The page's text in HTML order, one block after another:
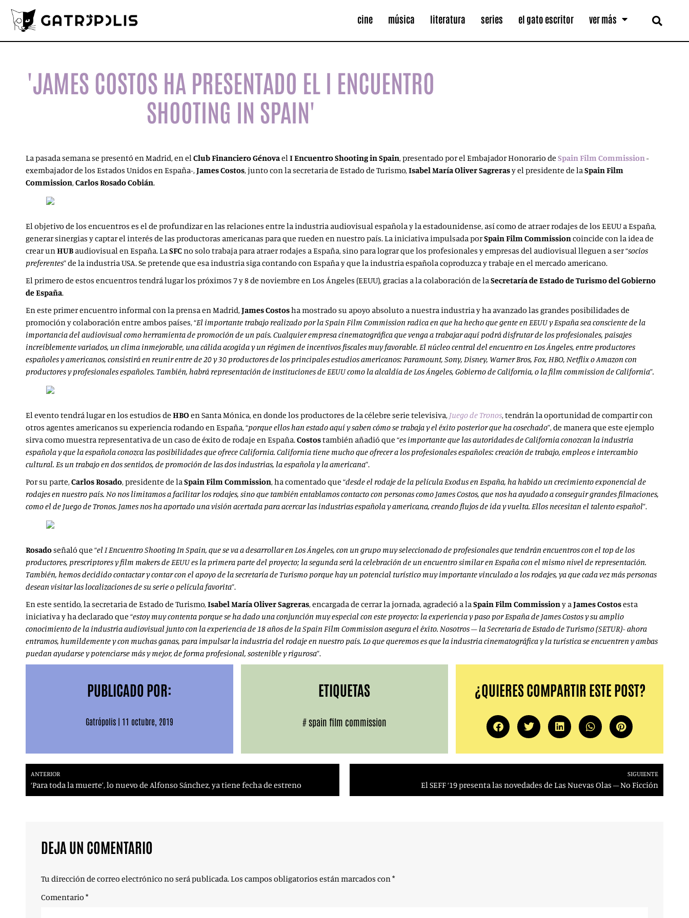
cine música literatura series el gato escritor ver más
'JAMES COSTOS HA PRESENTADO EL I ENCUENTRO
SHOOTING IN SPAIN'
La pasada semana se presentó en Madrid, en elClub Financiero GénovaelI Encuentro Shooting in Spain, presentado por el Embajador Honorario de Spain Film Commission-
exembajador de los Estados Unidos en España-,James Costos, junto con la secretaria de Estado de Turismo,Isabel María Oliver Sagrerasy el presidente de laSpain Film
Commission,Carlos Rosado Cobián.
El objetivo de los encuentros es el de profundizar en las relaciones entre la industria audiovisual española y la estadounidense, así como de atraer rodajes de los EEUU a España,
generar sinergias y captar el interés de las productoras americanas para que rueden en nuestro país. La iniciativa impulsada porSpain Film Commissioncoincide con la idea de
crear unHUB audiovisual en España. LaSFCno solo trabaja para atraer rodajes a España, sino para lograr que los profesionales y empresas del audiovisual lleguen a ser “socios
preferentes” de la industria USA. Se pretende que esa industria siga contando con España y que la industria española coproduzca y trabaje en el mercado americano.
El primero de estos encuentros tendrá lugar los próximos 7 y 8 de noviembre en Los Ángeles (EEUU), gracias a la colaboración de laSecretaría de Estado de Turismo del Gobierno
de España.
En este primer encuentro informal con la prensa en Madrid,James Costosha mostrado su apoyo absoluto a nuestra industria y ha avanzado las grandes posibilidades de
promoción y colaboración entre ambos países, “El importante trabajo realizado por la Spain Film Commission radica en que ha hecho que gente en EEUU y España sea consciente de la
importancia del audiovisual como herramienta de promoción de un país. Cualquier empresa cinematográfica que venga a trabajar aquí podrá disfrutar de los profesionales, paisajes
increíblemente variados, un clima inmejorable, una cálida acogida y un régimen de incentivos fiscales muy favorable. El núcleo central del encuentro en Los Ángeles, entre productores
españoles y americanos, consistirá en reunir entre de 20 y 30 productores de los principales estudios americanos: Paramount, Sony, Disney, Warner Bros, Fox, HBO, Netflix o Amazon con
productores y profesionales españoles. También, habrá representación de instituciones de EEUU como la alcaldía de Los Ángeles, Gobierno de California, o la film commission de California”.
El evento tendrá lugar en los estudios de HBO en Santa Mónica, en donde los productores de la célebre serie televisiva, Juego de Tronos, tendrán la oportunidad de compartir con
otros agentes americanos su experiencia rodando en España, “porque ellos han estado aquí y saben cómo se trabaja y el éxito posterior que ha cosechado”, de manera que este ejemplo
sirva como muestra representativa de un caso de éxito de rodaje en España.Costostambién añadió que “es importante que las autoridades de California conozcan la industria
española y que la española conozca las posibilidades que ofrece California. California tiene mucho que ofrecer a los profesionales españoles: creación de trabajo, empleos e intercambio
cultural. Es un trabajo en dos sentidos, de promoción de las dos industrias, la española y la americana”.
Por su parte,Carlos Rosado, presidente de laSpain Film Commission, ha comentado que “desde el rodaje de la película Exodus en España, ha habido un crecimiento exponencial de
rodajes en nuestro país. No nos limitamos a facilitar los rodajes, sino que también entablamos contacto con personas como James Costos, que nos ha ayudado a conseguir grandes filmaciones,
como el de Juego de Tronos. James nos ha aportado una visión acertada para acercar las industrias española y americana, creando flujos de ida y vuelta. Ellos necesitan el talento español”.
Rosadoseñaló que “el I Encuentro Shooting In Spain, que se va a desarrollar en Los Ángeles, con un grupo muy seleccionado de profesionales que tendrán encuentros con el top de los
productores, prescriptores y film makers de EEUU es la primera parte del proyecto; la segunda será la celebración de un encuentro similar en España con el mismo nivel de representación.
También, hemos decidido contactar y contar con el apoyo de la secretaría de Turismo porque hay un potencial turístico muy importante vinculado a los rodajes, ya que cada vez más personas
desean visitar las localizaciones de su serie o película favorita”.
En este sentido, la secretaria de Estado de Turismo,Isabel María Oliver Sagreras, encargada de cerrar la jornada, agradeció a laSpain Film Commissiony aJames Costosesta
iniciativa y ha declarado que “estoy muy contenta porque se ha dado una conjunción muy especial con este proyecto: la experiencia y paso por España de James Costos y su amplio
conocimiento de la industria audiovisual junto con la experiencia de 18 años de la Spain Film Commission asegura el éxito. Nosotros – la Secretaria de Estado de Turismo (SETUR)- ahora
entramos, humildemente y con muchas ganas, para impulsar la industria del rodaje en nuestro país. Lo que queremos es que la industria cinematográfica y la turística se encuentren y ambas
puedan ayudarse y potenciarse más y mejor, de forma profesional, sostenible y rigurosa”.
PUBLICADO POR:
Gatrópolis | 11 octubre, 2019
ETIQUETAS
#spain film commission
¿QUIERES COMPARTIR ESTE POST?
ANTERIOR
‘Para toda la muerte’, lo nuevo de Alfonso Sánchez, ya tiene fecha de estreno
SIGUIENTE
El SEFF ‘19 presenta las novedades de Las Nuevas Olas – No Ficción
DEJA UN COMENTARIO
Tu dirección de correo electrónico no será publicada.Los campos obligatorios están marcados con*
Comentario *